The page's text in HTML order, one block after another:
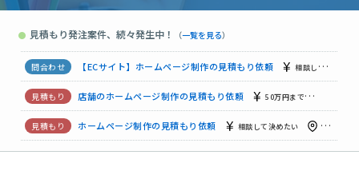
● 見積もり発注案件、続々発生中！ （一覧を見る）
【保護犬支援ブランドのホームページ兼ネットショップを制作】の見積もり依頼
【サービスサイトのページ新規追加・更新】ホームページ制作の見積もり依頼
【ECサイト】ホームページ制作の見積もり依頼 相談して決めたい
店舗のホームページ制作の見積もり依頼 50万円まで
ホームページ制作の見積もり依頼 相談して決めたい 東京都
ホームページ制作の見積もり依頼